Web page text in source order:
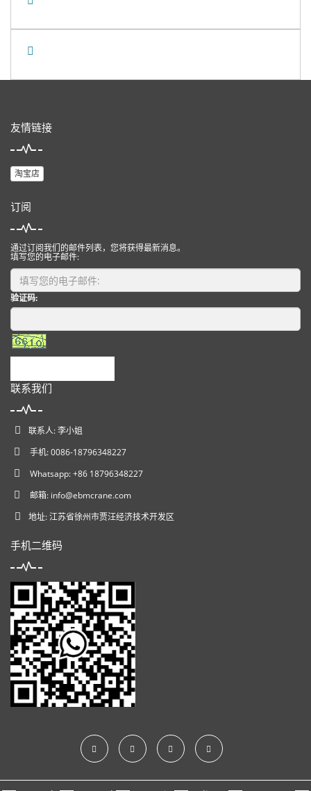
友情链接
淘宝店
订阅
通过订阅我们的邮件列表，您将获得最新消息。
填写您的电子邮件:
验证码:
联系我们
联系人: 李小姐
手机: 0086-18796348227
Whatsapp: +86 18796348227
邮箱: info@ebmcrane.com
地址: 江苏省徐州市贾汪经济技术开发区
手机二维码